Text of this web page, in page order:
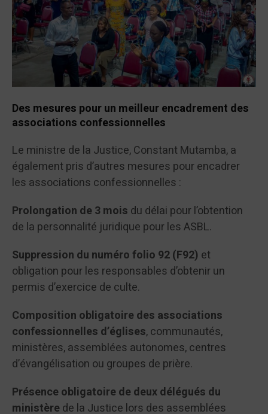
Des mesures pour un meilleur encadrement des
associations confessionnelles
Le ministre de la Justice, Constant Mutamba, a
également pris d’autres mesures pour encadrer
les associations confessionnelles :
Prolongation de 3 mois du délai pour l’obtention
de la personnalité juridique pour les ASBL.
Suppression du numéro folio 92 (F92) et
obligation pour les responsables d’obtenir un
permis d’exercice de culte.
Composition obligatoire des associations
confessionnelles d’églises, communautés,
ministères, assemblées autonomes, centres
d’évangélisation ou groupes de prière.
Présence obligatoire de deux délégués du
ministèrede la Justice lors des assemblées